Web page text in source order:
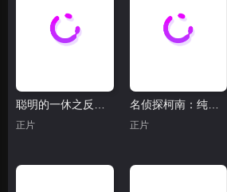
正片
名侦探柯南：纯黑的噩梦(日语版)
正片